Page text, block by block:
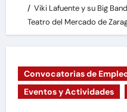
Viki Lafuente y su Big
Teatro del Mercado de
Convocatorias de
Eventos y Actividades